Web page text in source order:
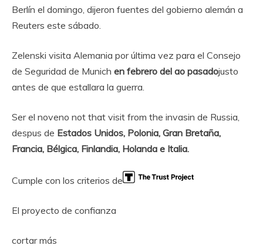
Berlín el domingo, dijeron fuentes del gobierno alemán a
Reuters este sábado.
Zelenski visita Alemania por última vez para el Consejo
de Seguridad de Munich en febrero del ao pasadojusto
antes de que estallara la guerra.
Ser el noveno not that visit from the invasin de Russia,
despus de Estados Unidos, Polonia, Gran Bretaña,
Francia, Bélgica, Finlandia, Holanda e Italia.
Cumple con los criterios de
El proyecto de confianza
cortar más